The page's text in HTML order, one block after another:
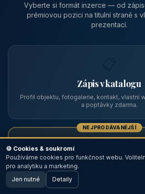
Vyberte si formát inzerce — od
prémiovou pozici na titulní straně s
prezentací.
Zápis v katalogu
Profil objektu, fotogalerie, kontakt, vlastní
a poptávky zdarma.
NEJPRODÁVANĚJŠÍ
Prémiový partner
TOP pozice na titulce, přednost ve
🖥️ Desktop verze
🍪 Cookies & soukromí
Používáme cookies pro funkčnost webu.
pro analytiku a marketing.
Jen nutné Detaily